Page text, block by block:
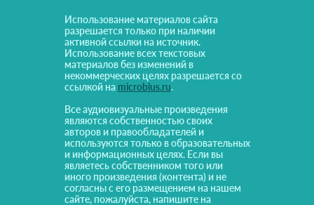
Использование материалов сайта
разрешается только при наличии
активной ссылки на источник.
Использование всех текстовых
материалов без изменений в
некоммерческих целях разрешается со
ссылкой на microbius.ru.
Все аудиовизуальные произведения
являются собственностью своих
авторов и правообладателей и
используются только в образовательных
и информационных целях. Если вы
являетесь собственником того или
иного произведения (контента) и не
согласны с его размещением на нашем
сайте, пожалуйста, напишите на